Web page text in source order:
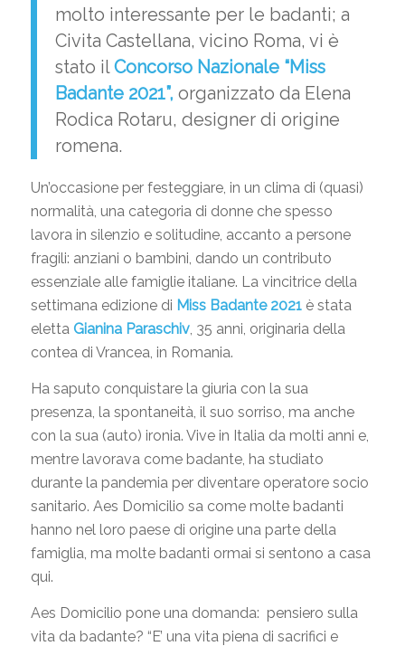
molto interessante per le badanti; a
Civita Castellana, vicino Roma, vi è
stato ilConcorso Nazionale “Miss
Badante 2021”, organizzato da Elena
Rodica Rotaru, designer di origine
romena.
Un’occasione per festeggiare, in un clima di (quasi)
normalità, una categoria di donne che spesso
lavora in silenzio e solitudine, accanto a persone
fragili: anziani o bambini, dando un contributo
essenziale alle famiglie italiane. La vincitrice della
settimana edizione di Miss Badante 2021è stata
eletta Gianina Paraschiv, 35 anni, originaria della
contea di Vrancea, in Romania.
Ha saputo conquistare la giuria con la sua
presenza, la spontaneità, il suo sorriso, ma anche
con la sua (auto) ironia. Vive in Italia da molti anni e,
mentre lavorava come badante, ha studiato
durante la pandemia per diventare operatore socio
sanitario. Aes Domicilio sa come molte badanti
hanno nel loro paese di origine una parte della
famiglia, ma molte badanti ormai si sentono a casa
qui.
Aes Domicilio pone una domanda: pensiero sulla
vita da badante? “E’ una vita piena di sacrifici e